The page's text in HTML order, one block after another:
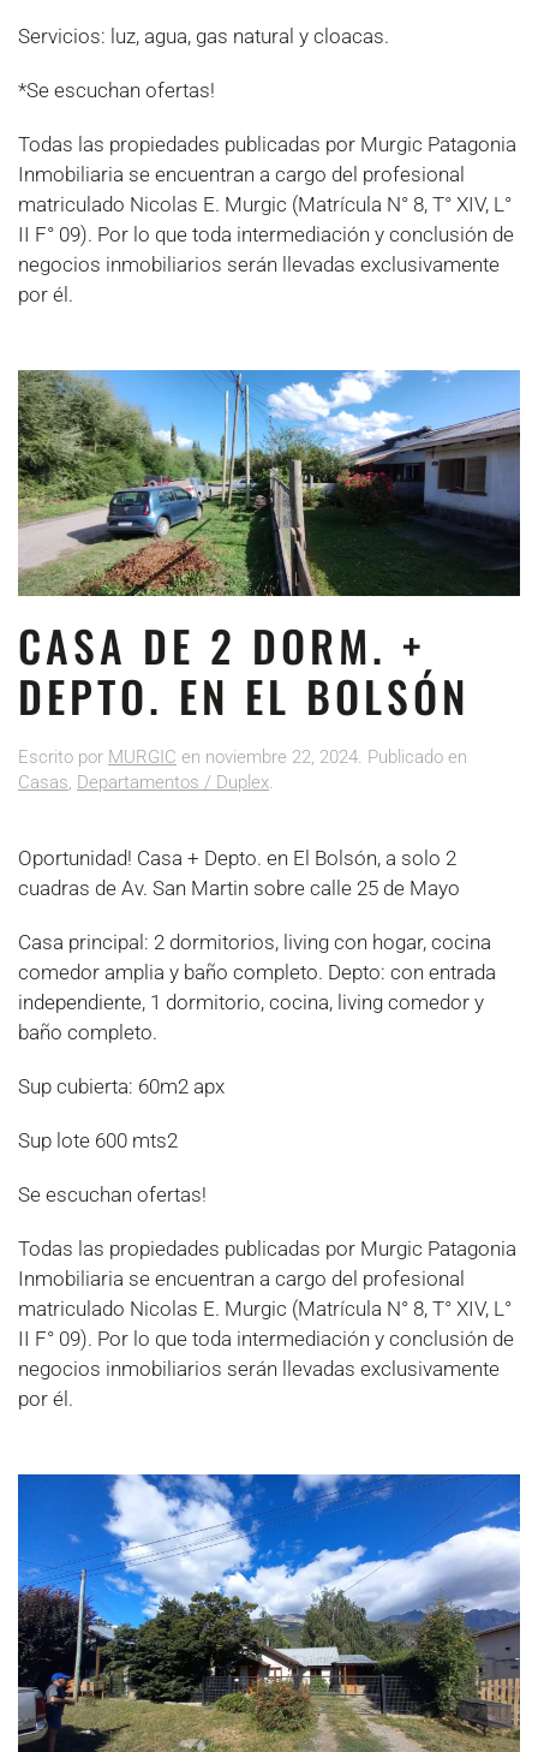
Servicios: luz, agua, gas natural y cloacas.
*Se escuchan ofertas!
Todas las propiedades publicadas por Murgic Patagonia
Inmobiliaria se encuentran a cargo del profesional
matriculado Nicolas E. Murgic (Matrícula N° 8, T° XIV, L°
II F° 09). Por lo que toda intermediación y conclusión de
negocios inmobiliarios serán llevadas exclusivamente
por él.
CASA DE 2 DORM. +
DEPTO. EN EL BOLSÓN
Escrito por MURGIC en noviembre 22, 2024. Publicado en
Casas, Departamentos / Duplex.
Oportunidad! Casa + Depto. en El Bolsón, a solo 2
cuadras de Av. San Martin sobre calle 25 de Mayo
Casa principal: 2 dormitorios, living con hogar, cocina
comedor amplia y baño completo. Depto: con entrada
independiente, 1 dormitorio, cocina, living comedor y
baño completo.
Sup cubierta: 60m2 apx
Sup lote 600 mts2
Se escuchan ofertas!
Todas las propiedades publicadas por Murgic Patagonia
Inmobiliaria se encuentran a cargo del profesional
matriculado Nicolas E. Murgic (Matrícula N° 8, T° XIV, L°
II F° 09). Por lo que toda intermediación y conclusión de
negocios inmobiliarios serán llevadas exclusivamente
por él.